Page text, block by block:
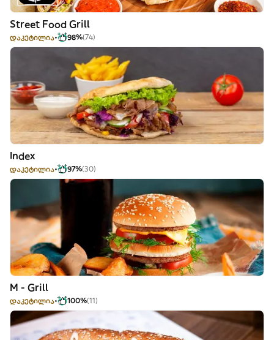
Street Food Grill
დაკეტილია 98%(74)
Index
დაკეტილია 97%(30)
M - Grill
დაკეტილია 100%(11)